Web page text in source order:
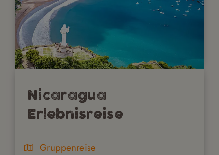
Nicaragua
Erlebnisreise
Gruppenreise